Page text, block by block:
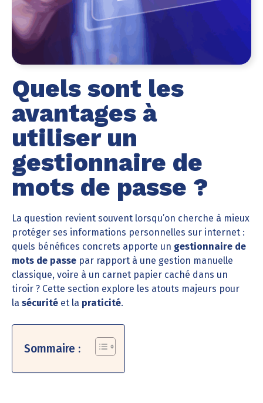
Quels sont les
avantages à
utiliser un
gestionnaire de
mots de passe ?
La question revient souvent lorsqu’on cherche à mieux
protéger ses informations personnelles sur internet :
quels bénéfices concrets apporte un gestionnaire de
mots de passe par rapport à une gestion manuelle
classique, voire à un carnet papier caché dans un
tiroir ? Cette section explore les atouts majeurs pour
la sécurité et la praticité.
Sommaire :